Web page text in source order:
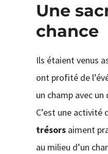
Une
chance
Ils étaient venus
ont profité de
un champ avec
C’est une activité
trésorsaiment
au milieu d’un